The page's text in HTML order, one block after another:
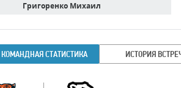
Григоренко Михаил
КОМАНДНАЯ СТАТИСТИКА ИСТОРИЯ
Команда